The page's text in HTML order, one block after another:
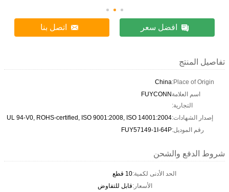
افضل سعر اتصل بنا
تفاصيل المنتج
Place of Origin:
China
اسم العلامة
التجارية:
FUYCONN
إصدار الشهادات:UL 94-V0, ROHS-certified, ISO 9001:2008, ISO 14001:2004
رقم الموديل:FUY57149-1I-64P
شروط الدفع والشحن
الحد الأدنى لكمية:10 قطع
الأسعار:قابل للتفاوض